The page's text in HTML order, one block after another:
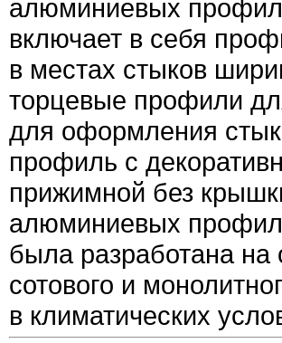
алюминиевых
включает в себя
в местах стыков
торцевые профили
для оформления
профиль с
прижимной без
алюминиевых
была разработана на
сотового и
в климатических